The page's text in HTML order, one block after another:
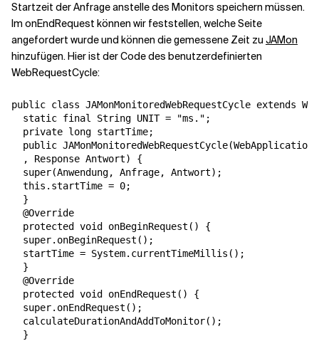
Startzeit der Anfrage anstelle des Monitors speichern müssen.
Im onEndRequest können wir feststellen, welche Seite
angefordert wurde und können die gemessene Zeit zu JAMon
hinzufügen. Hier ist der Code des benutzerdefinierten
WebRequestCycle:
public class JAMonMonitoredWebRequestCycle extends
  static final String UNIT = "ms.";
  private long startTime;
public
  , Response Antwort) {
  super(Anwendung, Anfrage, Antwort);
  this.startTime = 0;
  }
  @Override
  protected void onBeginRequest() {
  super.onBeginRequest();
  startTime = System.currentTimeMillis();
  }
  @Override
  protected void onEndRequest() {
  super.onEndRequest();
  calculateDurationAndAddToMonitor();
  }